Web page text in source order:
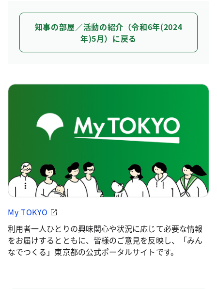
知事の部屋／活動の紹介（令和6年(2024
年)5月）に戻る
My TOKYO
利用者一人ひとりの興味関心や状況に応じて必要な情報
をお届けするとともに、皆様のご意見を反映し、「みん
なでつくる」東京都の公式ポータルサイトです。